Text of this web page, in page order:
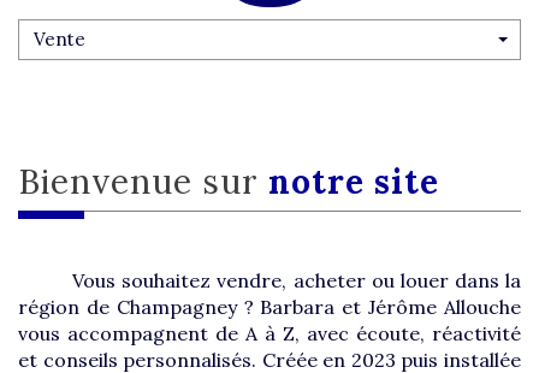
Vente
Bienvenue sur notre site
Vous souhaitez vendre, acheter ou louer dans la
région de Champagney ? Barbara et Jérôme Allouche
vous accompagnent de A à Z, avec écoute, réactivité
et conseils personnalisés. Créée en 2023 puis installée